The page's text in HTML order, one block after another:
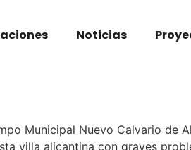
Noticias
Municipal Nuevo Calvario de
villa alicantina con graves